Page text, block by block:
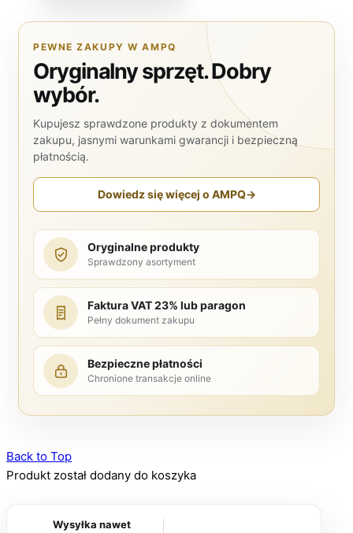
PEWNE ZAKUPY W AMPQ
Oryginalny sprzęt. Dobry
wybór.
Kupujesz sprawdzone produkty z dokumentem
zakupu, jasnymi warunkami gwarancji i bezpieczną
płatnością.
Dowiedz się więcej o AMPQ→
Oryginalne produkty
Sprawdzony asortyment
Faktura VAT 23% lub paragon
Pełny dokument zakupu
Bezpieczne płatności
Chronione transakcje online
Back to Top
Produkt został dodany do koszyka
Wysyłka nawet